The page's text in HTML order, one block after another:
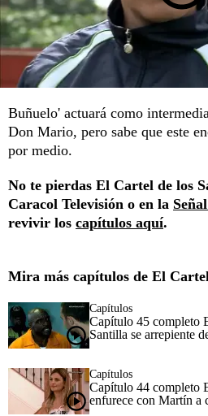
Buñuelo' actuará como
Don Mario, pero sabe que este
por medio.
No te pierdas El Cartel de los
Caracol Televisión o en la
revivir los capítulos aquí.
Mira más capítulos de El
Capítulos
Capítulo 45 completo
Santilla se arrepiente
Capítulos
Capítulo 44 completo
enfurece con Martín a